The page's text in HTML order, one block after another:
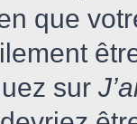
que
sur